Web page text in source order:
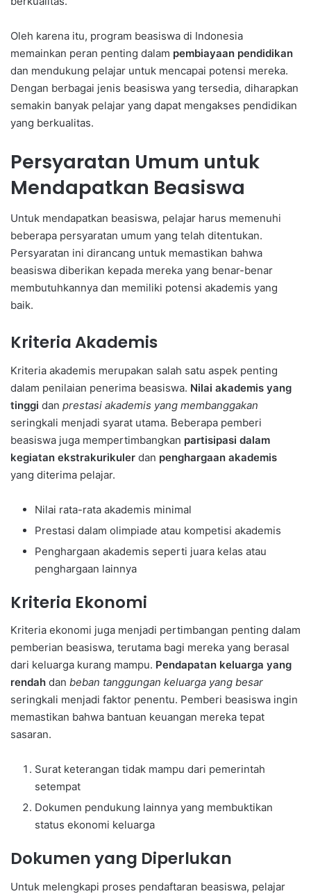
Oleh karena itu, program beasiswa di Indonesia
memainkan peran penting dalam pembiayaan pendidikan
dan mendukung pelajar untuk mencapai potensi mereka.
Dengan berbagai jenis beasiswa yang tersedia, diharapkan
semakin banyak pelajar yang dapat mengakses pendidikan
yang berkualitas.
Persyaratan Umum untuk
Mendapatkan Beasiswa
Untuk mendapatkan beasiswa, pelajar harus memenuhi
beberapa persyaratan umum yang telah ditentukan.
Persyaratan ini dirancang untuk memastikan bahwa
beasiswa diberikan kepada mereka yang benar-benar
membutuhkannya dan memiliki potensi akademis yang
baik.
Kriteria Akademis
Kriteria akademis merupakan salah satu aspek penting
dalam penilaian penerima beasiswa. Nilai akademis yang
tinggi dan prestasi akademis yang membanggakan
seringkali menjadi syarat utama. Beberapa pemberi
beasiswa juga mempertimbangkan partisipasi dalam
kegiatan ekstrakurikuler dan penghargaan akademis
yang diterima pelajar.
Nilai rata-rata akademis minimal
Prestasi dalam olimpiade atau kompetisi akademis
Penghargaan akademis seperti juara kelas atau
penghargaan lainnya
Kriteria Ekonomi
Kriteria ekonomi juga menjadi pertimbangan penting dalam
pemberian beasiswa, terutama bagi mereka yang berasal
dari keluarga kurang mampu. Pendapatan keluarga yang
rendah dan beban tanggungan keluarga yang besar
seringkali menjadi faktor penentu. Pemberi beasiswa ingin
memastikan bahwa bantuan keuangan mereka tepat
sasaran.
Surat keterangan tidak mampu dari pemerintah
setempat
Dokumen pendukung lainnya yang membuktikan
status ekonomi keluarga
Dokumen yang Diperlukan
Untuk melengkapi proses pendaftaran beasiswa, pelajar